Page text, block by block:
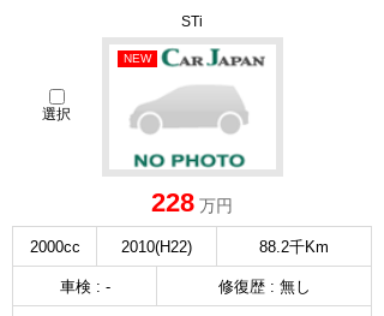
STi
選択
NEW
228 万円
2000cc 2010(H22) 88.2千Km
車検 : - 修復歴 : 無し